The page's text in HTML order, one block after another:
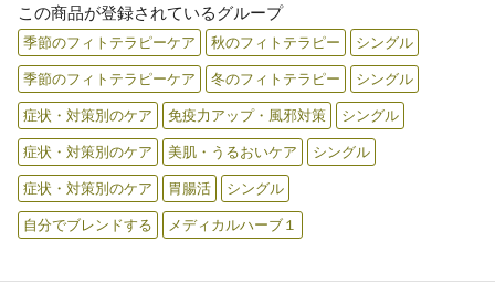
この商品が登録されているグループ
季節のフィトテラピーケア 秋のフィトテラピー シングル
季節のフィトテラピーケア 冬のフィトテラピー シングル
症状・対策別のケア 免疫力アップ・風邪対策 シングル
症状・対策別のケア 美肌・うるおいケア シングル
症状・対策別のケア 胃腸活 シングル
自分でブレンドする メディカルハーブ１